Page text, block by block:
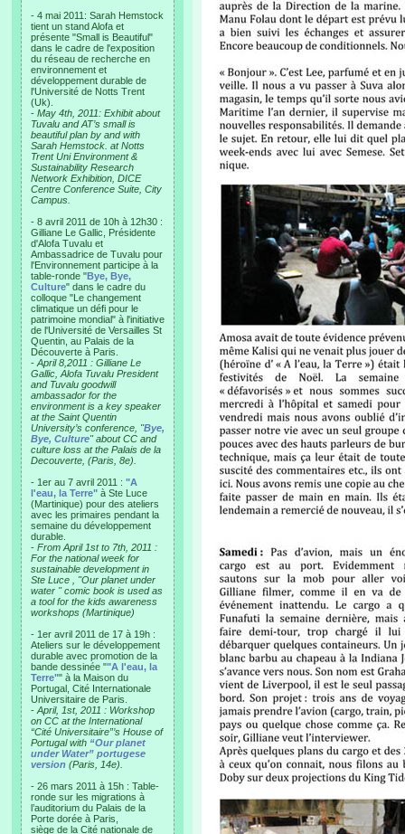
- 4 mai 2011: Sarah Hemstock
tient un stand Alofa et
présente "Small is Beautiful"
dans le cadre de l'exposition
du réseau de recherche en
environnement et
développement durable de
l'Université de Notts Trent
(Uk).
- May 4th, 2011: Exhibit about
Tuvalu and AT’s small is
beautiful plan by and with
Sarah Hemstock. at Notts
Trent Uni Environment &
Sustainability Research
Network Exhibition, DICE
Centre Conference Suite, City
Campus.
- 8 avril 2011 de 10h à 12h30 :
Gilliane Le Gallic, Présidente
d'Alofa Tuvalu et
Ambassadrice de Tuvalu pour
l'Environnement participe à la
table-ronde "Bye, Bye,
Culture" dans le cadre du
colloque "Le changement
climatique un défi pour le
patrimoine mondial" à l'initiative
de l'Université de Versailles St
Quentin, au Palais de la
Découverte à Paris.
- April 8,2011 : Gilliane Le
Gallic, Alofa Tuvalu President
and Tuvalu goodwill
ambassador for the
environment is a key speaker
at the Saint Quentin
University’s conference, "Bye,
Bye, Culture" about CC and
culture loss at the Palais de la
Decouverte, (Paris, 8e).
- 1er au 7 avril 2011 : "A
l'eau, la Terre" à Ste Luce
(Martinique) pour des ateliers
avec les primaires pendant la
semaine du développement
durable.
- From April 1st to 7th, 2011 :
For the national week for
sustainable development in
Ste Luce , "Our planet under
water " comic book is used as
a tool for the kids awareness
workshops (Martinique)
- 1er avril 2011 de 17 à 19h :
Ateliers sur le développement
durable avec promotion de la
bande dessinée ""A l'eau, la
Terre"" à la Maison du
Portugal, Cité Internationale
Universitaire de Paris.
- April, 1st, 2011 : Workshop
on CC at the International
“Cité Universitaire”’s House of
Portugal with “Our planet
under Water” portugese
version (Paris, 14e).
- 26 mars 2011 à 15h : Table-
ronde sur les migrations à
l’auditorium du Palais de la
Porte dorée à Paris,
siège de la Cité nationale de